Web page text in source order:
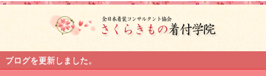
ブログを更新しました。